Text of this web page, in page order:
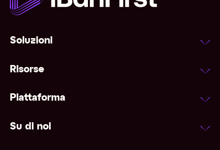
Soluzioni
Risorse
Piattaforma
Su di noi